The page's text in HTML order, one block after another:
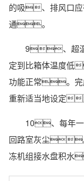
的吸、排风口
通。
9、超温
定到比箱体温度低
功能正常。完
重新适当地设定
10、每年一
回路室灰尘
冻机组接水盘积水